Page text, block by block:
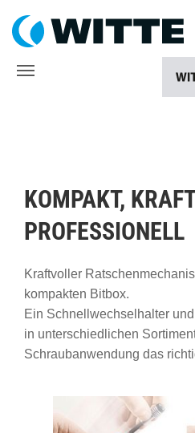
KOMPAKT,
PROFESSIONELL
Kraftvoller
kompakten Bitbox.
Ein Schnellwechselhalter
in unterschiedlichen
Schraubanwendung das